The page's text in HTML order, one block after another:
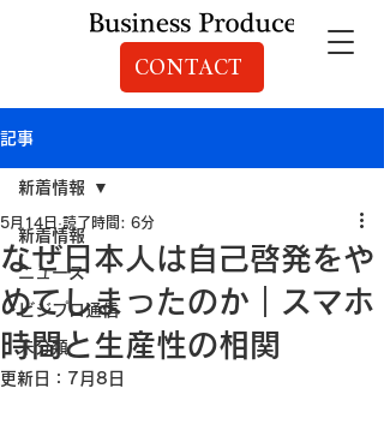
CONTACT
記事
新着情報
ニュース
ビジプロ通信
未分類
新着情報
なぜ日本人は自己啓発をや
めてしまったのか｜スマホ
時間と生産性の相関
5月14日 読了時間: 6分
更新日： 7月8日